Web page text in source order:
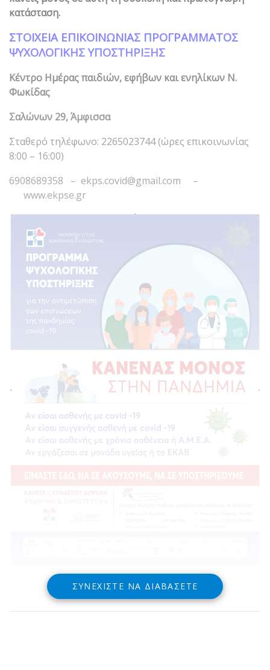
κατάσταση.
ΣΤΟΙΧΕΙΑ ΕΠΙΚΟΙΝΩΝΙΑΣ ΠΡΟΓΡΑΜΜΑΤΟΣ
ΨΥΧΟΛΟΓΙΚΗΣ ΥΠΟΣΤΗΡΙΞΗΣ
Κέντρο Ημέρας παιδιών, εφήβων και ενηλίκων Ν.
Φωκίδας
Σαλώνων 29, Άμφισσα
Σταθερό τηλέφωνο: 2265023744 (ώρες επικοινωνίας
8:00 – 16:00)
6908689358 – ekps.covid@gmail.com –
www.ekpse.gr
ΣΥΝΕΧΊΣΤΕ ΝΑ ΔΙΑΒΆΣΕΤΕ